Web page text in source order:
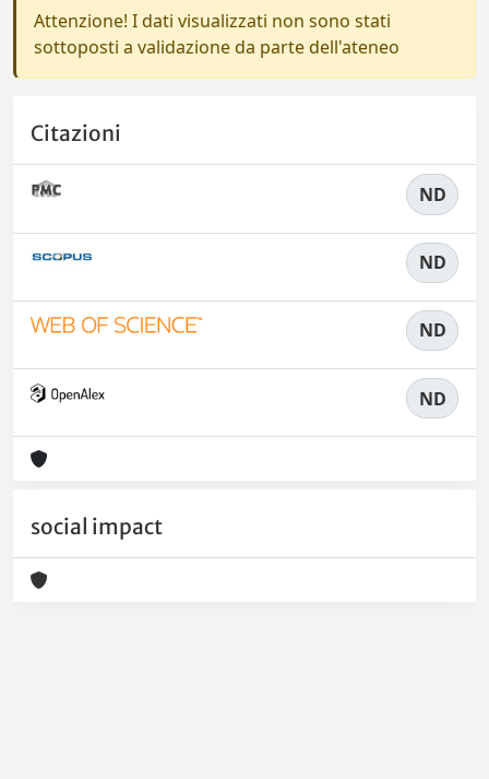
Attenzione! I dati visualizzati non sono stati
sottoposti a validazione da parte dell'ateneo
Citazioni
ND
ND
ND
ND
social impact